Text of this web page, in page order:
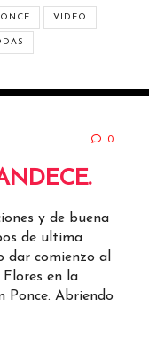
VIDEO
0
y de buena
de ultima
dar comienzo al
Flores en la
Ponce. Abriendo